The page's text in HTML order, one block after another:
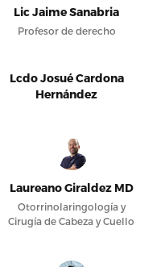
Lic Jaime Sanabria
Profesor de derecho
Lcdo Josué Cardona
Hernández
Laureano Giraldez MD
Otorrinolaringología y
Cirugía de Cabeza y Cuello